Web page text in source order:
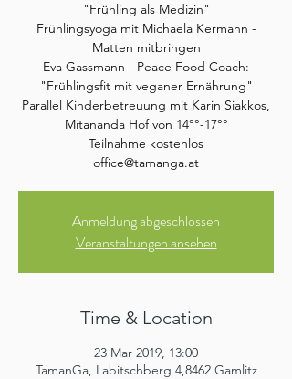
"Frühling als Medizin"
Frühlingsyoga mit Michaela Kermann -
Matten mitbringen
Eva Gassmann - Peace Food Coach:
"Frühlingsfit mit veganer Ernährung"
Parallel Kinderbetreuung mit Karin Siakkos,
Mitananda Hof von 14°°-17°°
Teilnahme kostenlos
office@tamanga.at
Anmeldung abgeschlossen
Veranstaltungen ansehen
Time & Location
23 Mar 2019, 13:00
TamanGa, Labitschberg 4,8462 Gamlitz